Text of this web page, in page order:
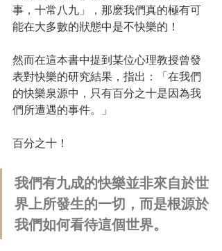
事，十常八九」，那麽我們真的極有可
能在大多數的狀態中是不快樂的！
然而在這本書中提到某位心理教授曾發
表對快樂的研究結果，指出：「在我們
的快樂泉源中，只有百分之十是因為我
們所遭遇的事件。」
百分之十！
我們有九成的快樂並非來自於世
界上所發生的一切，而是根源於
我們如何看待這個世界。